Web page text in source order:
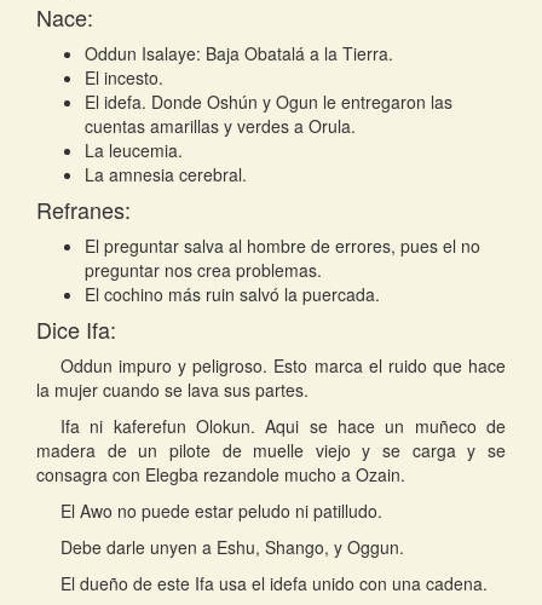
Nace:
Oddun Isalaye: Baja Obatalá a la Tierra.
El incesto.
El idefa. Donde Oshún y Ogun le entregaron las
cuentas amarillas y verdes a Orula.
La leucemia.
La amnesia cerebral.
Refranes:
El preguntar salva al hombre de errores, pues el no
preguntar nos crea problemas.
El cochino más ruin salvó la puercada.
Dice Ifa:
Oddun impuro y peligroso. Esto marca el ruido que hace
la mujer cuando se lava sus partes.
Ifa ni kaferefun Olokun. Aqui se hace un muñeco de
madera de un pilote de muelle viejo y se carga y se
consagra con Elegba rezandole mucho a Ozain.
El Awo no puede estar peludo ni patilludo.
Debe darle unyen a Eshu, Shango, y Oggun.
El dueño de este Ifa usa el idefa unido con una cadena.